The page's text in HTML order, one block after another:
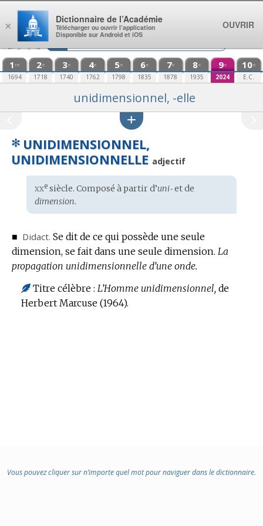
Aller au contenu
1 re
1694
2e
1718
3e
1740
4e
1762
5e
1798
6e
1835
7e
1878
8e
1935
9e
2024
10e
E.C.
unidimensionnel, -elle
✻ UNIDIMENSIONNEL,
UNIDIMENSIONNELLE adjectif
Étymologie
:
xxesiècle. Composé à partir d’uni‑et de
dimension.
■ Didact. Se dit de ce qui possède une seule
dimension, se fait dans une seule dimension. La
propagation unidimensionnelle d’une onde.
Titre célèbre : L’Homme unidimensionnel, de
Herbert Marcuse (1964).
Vous pouvez cliquer sur n’importe quel mot pour naviguer dans le dictionnaire.
×
Dictionnaire de l’Académie
Télécharger ou ouvrir l’application
Disponible sur Android et iOS
OUVRIR